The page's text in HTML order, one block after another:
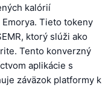
kalórií
Tieto tokeny
ktorý slúži ako
Tento konverzný
aplikácie s
záväzok platformy k